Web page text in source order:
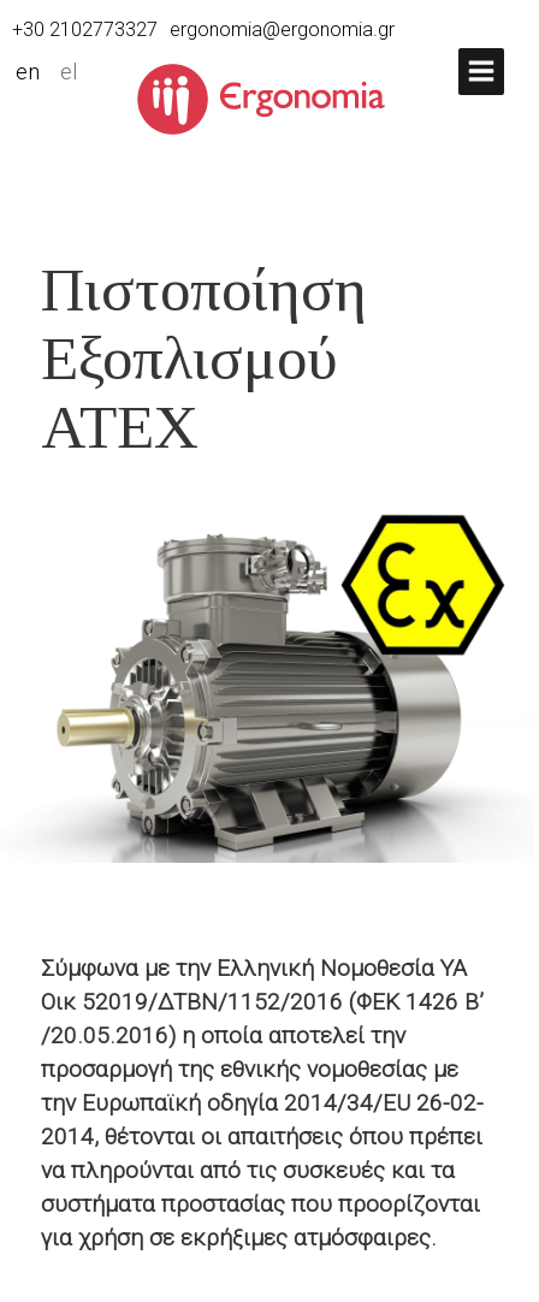
+30 2102773327 ergonomia@ergonomia.gr
en el
Πιστοποίηση
Εξοπλισμού
ATEX
Σύμφωνα με την Ελληνική Νομοθεσία ΥΑ
Οικ 52019/ΔΤΒΝ/1152/2016 (ΦΕΚ 1426 Β’
/20.05.2016) η οποία αποτελεί την
προσαρμογή της εθνικής νομοθεσίας με
την Ευρωπαϊκή οδηγία 2014/34/EU 26-02-
2014, θέτονται οι απαιτήσεις όπου πρέπει
να πληρούνται από τις συσκευές και τα
συστήματα προστασίας που προορίζονται
για χρήση σε εκρήξιμες ατμόσφαιρες.